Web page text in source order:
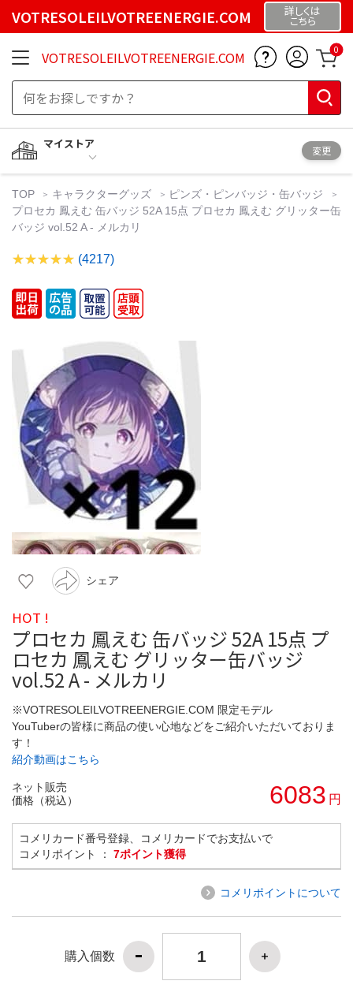
VOTRESOLEILVOTREENERGIE.COM 詳しくは
こちら
VOTRESOLEILVOTREENERGIE.COM 0
マイストア
変更
TOP キャラクターグッズ
ピンズ・ピンバッジ・缶バッジ
プロセカ 鳳えむ 缶バッジ 52A 15点 プロセカ 鳳えむ グリッター缶
バッジ vol.52 A - メルカリ
(4217)
シェア
HOT !
プロセカ 鳳えむ 缶バッジ 52A 15点 プ
ロセカ 鳳えむ グリッター缶バッジ
vol.52 A - メルカリ
※VOTRESOLEILVOTREENERGIE.COM 限定モデル
YouTuberの皆様に商品の使い心地などをご紹介いただいておりま
す！
紹介動画はこちら
ネット販売
価格（税込）
6083 円
コメリカード番号登録、コメリカードでお支払いで
コメリポイント ： 7ポイント獲得
コメリポイントについて
購入個数